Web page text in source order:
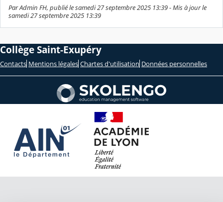
Par Admin FH, publié le samedi 27 septembre 2025 13:39 - Mis à jour le
samedi 27 septembre 2025 13:39
Collège Saint-Exupéry
Contacts Mentions légales Chartes d'utilisation Données personnelles